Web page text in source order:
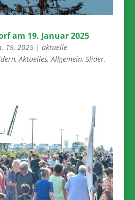
am 19. Januar 2025
19, 2025| aktuelle
,Aktuelles,Allgemein, Slider,